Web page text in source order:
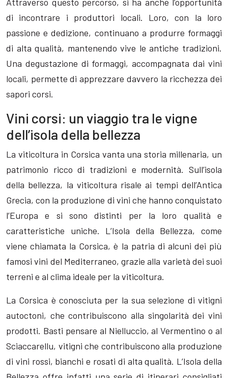
di incontrare i produttori locali. Loro, con la loro
passione e dedizione, continuano a produrre formaggi
di alta qualità, mantenendo vive le antiche tradizioni.
Una degustazione di formaggi, accompagnata dai vini
locali, permette di apprezzare davvero la ricchezza dei
sapori corsi.
Vini corsi: un viaggio tra le vigne
dell’isola della bellezza
La viticoltura in Corsica vanta una storia millenaria, un
patrimonio ricco di tradizioni e modernità. Sull’isola
della bellezza, la viticoltura risale ai tempi dell’Antica
Grecia, con la produzione di vini che hanno conquistato
l’Europa e si sono distinti per la loro qualità e
caratteristiche uniche. L’Isola della Bellezza, come
viene chiamata la Corsica, è la patria di alcuni dei più
famosi vini del Mediterraneo, grazie alla varietà dei suoi
terreni e al clima ideale per la viticoltura.
La Corsica è conosciuta per la sua selezione di vitigni
autoctoni, che contribuiscono alla singolarità dei vini
prodotti. Basti pensare al Nielluccio, al Vermentino o al
Sciaccarellu, vitigni che contribuiscono alla produzione
di vini rossi, bianchi e rosati di alta qualità. L’Isola della